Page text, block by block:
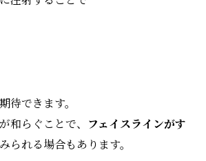
待できます。
和らぐことで、 フェイスラインがす
られる場合もあります。